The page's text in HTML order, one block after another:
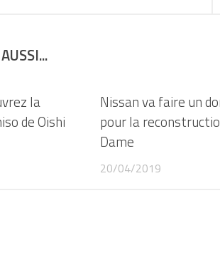
la
de Oishi
Nissan va faire un
pour la
Dame
20/04/2019